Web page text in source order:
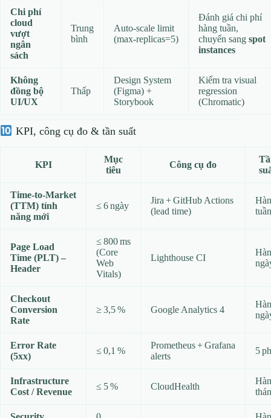
Chi phí
cloud
vượt
ngân
sách
Trung
bình
Auto‑scale limit
(max‑replicas=5)
Đánh giá chi phí
hàng tuần,
chuyển sang spot
instances
Không
đồng bộ
UI/UX
Thấp
Design System
(Figma) +
Storybook
Kiểm tra visual
regression
(Chromatic)
KPI, công cụ đo & tần suất
KPI
Mục
tiêu
Công cụ đo
Time‑to‑Market
(TTM) tính
năng mới
≤ 6 ngày
Jira + GitHub Actions
(lead time)
tuần
Page Load
Time (PLT) –
Header
≤ 800 ms
(Core
Web
Vitals)
Lighthouse CI
Checkout
Conversion
Rate
≥ 3,5 % Google Analytics 4
Error Rate
(5xx)
≤ 0,1 %
Prometheus + Grafana
alerts
5
Infrastructure
Cost / Revenue
≤ 5 % CloudHealth